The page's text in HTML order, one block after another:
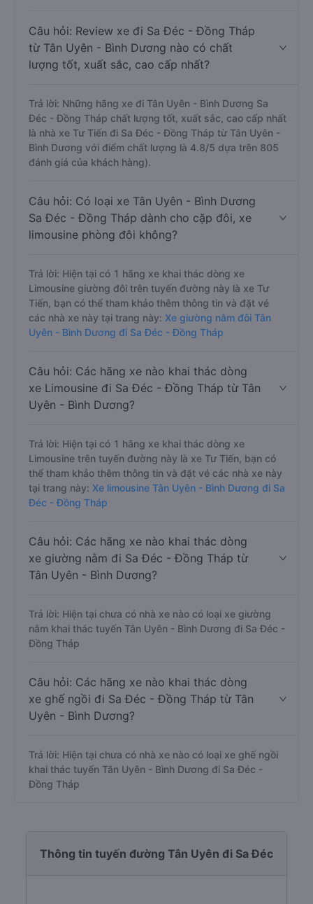
Câu hỏi: Review xe đi Sa Đéc - Đồng Tháp
từ Tân Uyên - Bình Dương nào có chất
lượng tốt, xuất sắc, cao cấp nhất?
Trả lời: Những hãng xe đi Tân Uyên - Bình Dương Sa
Đéc - Đồng Tháp chất lượng tốt, xuất sắc, cao cấp nhất
là nhà xe Tư Tiến đi Sa Đéc - Đồng Tháp từ Tân Uyên -
Bình Dương với điểm chất lượng là 4.8/5 dựa trên 805
đánh giá của khách hàng).
Câu hỏi: Có loại xe Tân Uyên - Bình Dương
Sa Đéc - Đồng Tháp dành cho cặp đôi, xe
limousine phòng đôi không?
Trả lời: Hiện tại có 1 hãng xe khai thác dòng xe
Limousine giường đôi trên tuyến đường này là xe Tư
Tiến, bạn có thể tham khảo thêm thông tin và đặt vé
các nhà xe này tại trang này: Xe giường nằm đôi Tân
Uyên - Bình Dương đi Sa Đéc - Đồng Tháp
Câu hỏi: Các hãng xe nào khai thác dòng
xe Limousine đi Sa Đéc - Đồng Tháp từ Tân
Uyên - Bình Dương?
Trả lời: Hiện tại có 1 hãng xe khai thác dòng xe
Limousine trên tuyến đường này là xe Tư Tiến, bạn có
thể tham khảo thêm thông tin và đặt vé các nhà xe này
tại trang này: Xe limousine Tân Uyên - Bình Dương đi Sa
Đéc - Đồng Tháp
Câu hỏi: Các hãng xe nào khai thác dòng
xe giường nằm đi Sa Đéc - Đồng Tháp từ
Tân Uyên - Bình Dương?
Trả lời: Hiện tại chưa có nhà xe nào có loại xe giường
nằm khai thác tuyến Tân Uyên - Bình Dương đi Sa Đéc -
Đồng Tháp
Câu hỏi: Các hãng xe nào khai thác dòng
xe ghế ngồi đi Sa Đéc - Đồng Tháp từ Tân
Uyên - Bình Dương?
Trả lời: Hiện tại chưa có nhà xe nào có loại xe ghế ngồi
khai thác tuyến Tân Uyên - Bình Dương đi Sa Đéc -
Đồng Tháp
Thông tin tuyến đường Tân Uyên đi Sa Đéc